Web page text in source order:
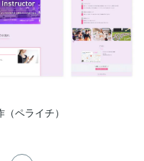
ペライチ）